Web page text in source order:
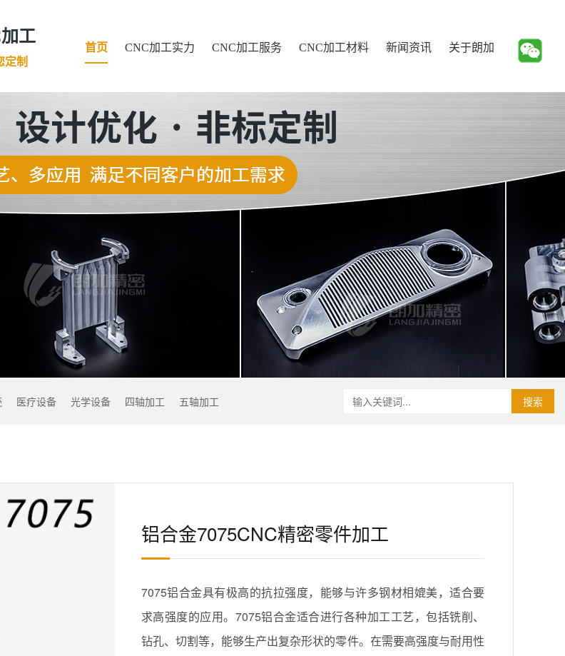
工
定制
首页 CNC加工实力 CNC加工服务 CNC加工材料 新闻资讯 关于朗加
医疗设备 光学设备 四轴加工 五轴加工 搜索
铝合金7075CNC精密零件加工
7075铝合金具有极高的抗拉强度，能够与许多钢材相媲美，适合要
求高强度的应用。7075铝合金适合进行各种加工工艺，包括铣削、
钻孔、切割等，能够生产出复杂形状的零件。在需要高强度与耐用性